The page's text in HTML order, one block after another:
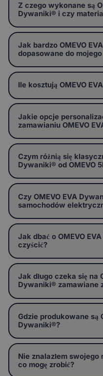
Z czego wykonane są
Dywaniki® i czy
Jak bardzo OMEVO
dopasowane do
Ile kosztują OMEVO
Jakie opcje
zamawianiu OMEVO
Czym różnią się
Dywaniki® od OMEVO
Czy OMEVO EVA
samochodów
Jak dbać o OMEVO
czyścić?
Jak długo czeka się na
Dywaniki® zamawiane
Gdzie produkowane są
Dywaniki®?
Nie znalazłem swojego
co mogę zrobić?